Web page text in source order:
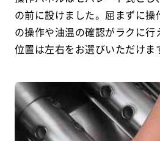
の前に設けました。屈まずに
の操作や油温の確認がラクに
位置は左右をお選びいただけま